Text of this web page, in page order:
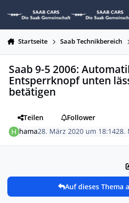
Startseite Saab Technikbereich
Saab 9-5 2006:
Entsperrknopf unten
betätigen
Teilen
Follower
hama28. März 2020 um 18:1428.
Auf dieses Thema